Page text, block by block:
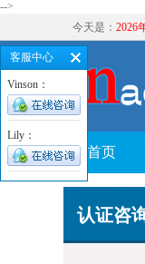
-->
今天是： 2026
首页
认证咨
客服中心
Vinson：
Lily：